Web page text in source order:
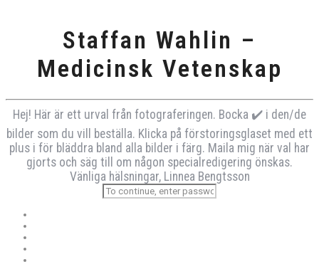
Staffan Wahlin –
Medicinsk Vetenskap
Hej! Här är ett urval från fotograferingen. Bocka ✔️ i den/de
bilder som du vill beställa. Klicka på förstoringsglaset med ett
plus i för bläddra bland alla bilder i färg. Maila mig när val har
gjorts och säg till om någon specialredigering önskas.
Vänliga hälsningar, Linnea Bengtsson